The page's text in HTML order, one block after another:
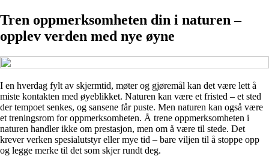
Tren oppmerksomheten din i naturen –
opplev verden med nye øyne
I en hverdag fylt av skjermtid, møter og gjøremål kan det være lett å
miste kontakten med øyeblikket. Naturen kan være et fristed – et sted
der tempoet senkes, og sansene får puste. Men naturen kan også være
et treningsrom for oppmerksomheten. Å trene oppmerksomheten i
naturen handler ikke om prestasjon, men om å være til stede. Det
krever verken spesialutstyr eller mye tid – bare viljen til å stoppe opp
og legge merke til det som skjer rundt deg.